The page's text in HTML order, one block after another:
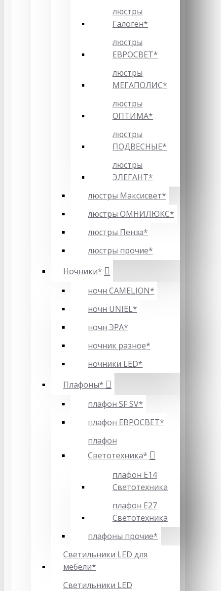
люстры
Галоген*
люстры
ЕВРОСВЕТ*
люстры
МЕГАПОЛИС*
люстры
ОПТИМА*
люстры
ПОДВЕСНЫЕ*
люстры
ЭЛЕГАНТ*
люстры Максисвет*
люстры ОМНИЛЮКС*
люстры Пенза*
люстры прочие*
Ночники*
ночн CAMELION*
ночн UNIEL*
ночн ЭРА*
ночник разное*
ночники LED*
Плафоны*
плафон SF SV*
плафон ЕВРОСВЕТ*
плафон
Светотехника*
плафон Е14
Светотехника
плафон Е27
Светотехника
плафоны прочие*
Светильники LED для
мебели*
Светильники LED